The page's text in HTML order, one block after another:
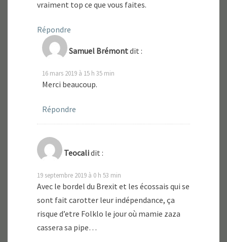
vraiment top ce que vous faites.
Répondre
Samuel Brémontdit :
16 mars 2019 à 15 h 35 min
Merci beaucoup.
Répondre
Teocalidit :
19 septembre 2019 à 0 h 53 min
Avec le bordel du Brexit et les écossais qui se
sont fait carotter leur indépendance, ça
risque d’etre Folklo le jour où mamie zaza
cassera sa pipe…